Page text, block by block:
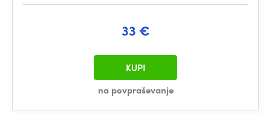
33 €
na povpraševanje
KUPI